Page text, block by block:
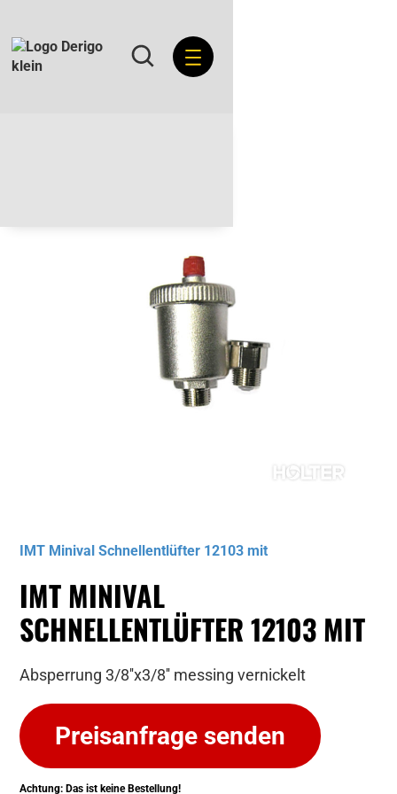
IMT Minival Schnellentlüfter 12103 mit
IMT MINIVAL
SCHNELLENTLÜFTER 12103 MIT
Absperrung 3/8''x3/8'' messing vernickelt
Preisanfrage senden
Achtung: Das ist keine Bestellung!